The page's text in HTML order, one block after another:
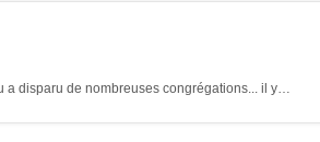
a disparu de nombreuses congrégations... il y…